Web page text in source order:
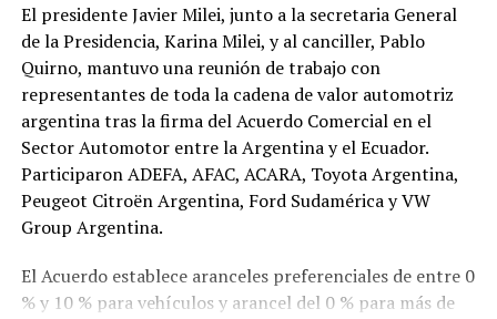
El presidente Javier Milei, junto a la secretaria General
de la Presidencia, Karina Milei, y al canciller, Pablo
Quirno, mantuvo una reunión de trabajo con
representantes de toda la cadena de valor automotriz
argentina tras la firma del Acuerdo Comercial en el
Sector Automotor entre la Argentina y el Ecuador.
Participaron ADEFA, AFAC, ACARA, Toyota Argentina,
Peugeot Citroën Argentina, Ford Sudamérica y VW
Group Argentina.
El Acuerdo establece aranceles preferenciales de entre 0
% y 10 % para vehículos y arancel del 0 % para más de